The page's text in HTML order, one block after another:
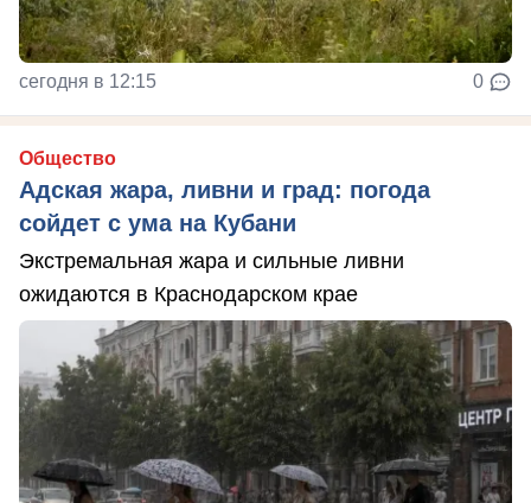
сегодня в 12:15 0
Общество
Адская жара, ливни и град: погода
сойдет с ума на Кубани
Экстремальная жара и сильные ливни
ожидаются в Краснодарском крае